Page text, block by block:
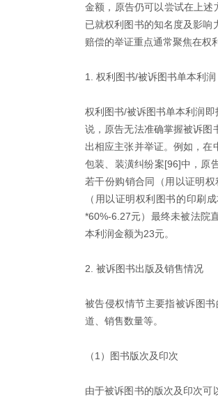
金额，原告仍可以尝试在上述
已就权利图书的知名度及影
赔偿的举证重点通常聚焦在权
1. 权利图书/被诉图书单本利润
权利图书/被诉图书单本利润
说，原告无法准确掌握被诉图
出相应主张并举证。例如，在
包装、装潢纠纷案[96]中，原
若干份购销合同（用以证明
（用以证明权利图书的印刷
*60%-6.27元）最终未被法院
本利润金额为23元。
2. 被诉图书出版及销售情况
被告侵权情节主要指被诉图
道、销售数量等。
（1）图书版次及印次
由于被诉图书的版次及印次可